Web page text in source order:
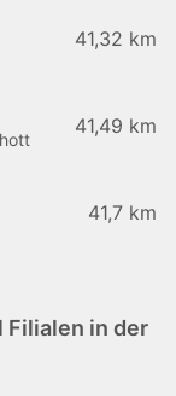
41,32 km
41,49 km
41,7 km
Filialen in der